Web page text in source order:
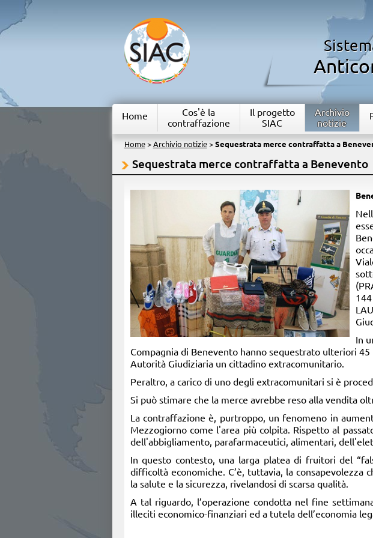
Home
Cos'è la
contraffazione
Il progetto
SIAC
Archivio
notizie
Home> Archivio notizie> Sequestrata merce contraffatta a
Sequestrata merce contraffatta a Benevento
In
Compagnia di Benevento hanno sequestrato ulteriori
Autorità Giudiziaria un cittadino extracomunitario.
Peraltro, a carico di uno degli extracomunitari si è
Si può stimare che la merce avrebbe reso alla vendita
La contraffazione è, purtroppo, un fenomeno in
Mezzogiorno come l'area più colpita. Rispetto al
dell'abbigliamento, parafarmaceutici, alimentari,
In questo contesto, una larga platea di fruitori del
difficoltà economiche. C’è, tuttavia, la
la salute e la sicurezza, rivelandosi di scarsa qualità.
A tal riguardo, l’operazione condotta nel fine
illeciti economico-finanziari ed a tutela dell’economia